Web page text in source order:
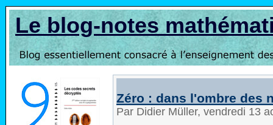
Le blog-notes
Zéro : dans l'ombre des
Par Didier Müller, vendredi 13